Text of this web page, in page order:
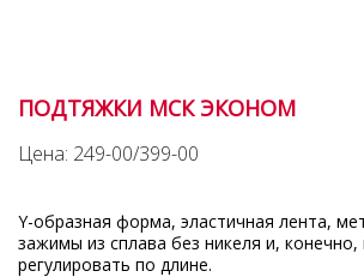
ПОДТЯЖКИ МСК ЭКОНОМ
Цена: 249-00/399-00
Y-образная форма, эластичная лента,
зажимы из сплава без никеля и,
регулировать по длине.